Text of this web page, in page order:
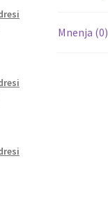
Mnenja (0)